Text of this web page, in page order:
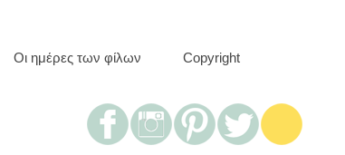
Οι ημέρες των φίλων Copyright